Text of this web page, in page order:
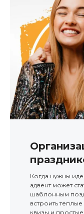
Когда нужны
адвент может
шаблонным
встроить
квизы и